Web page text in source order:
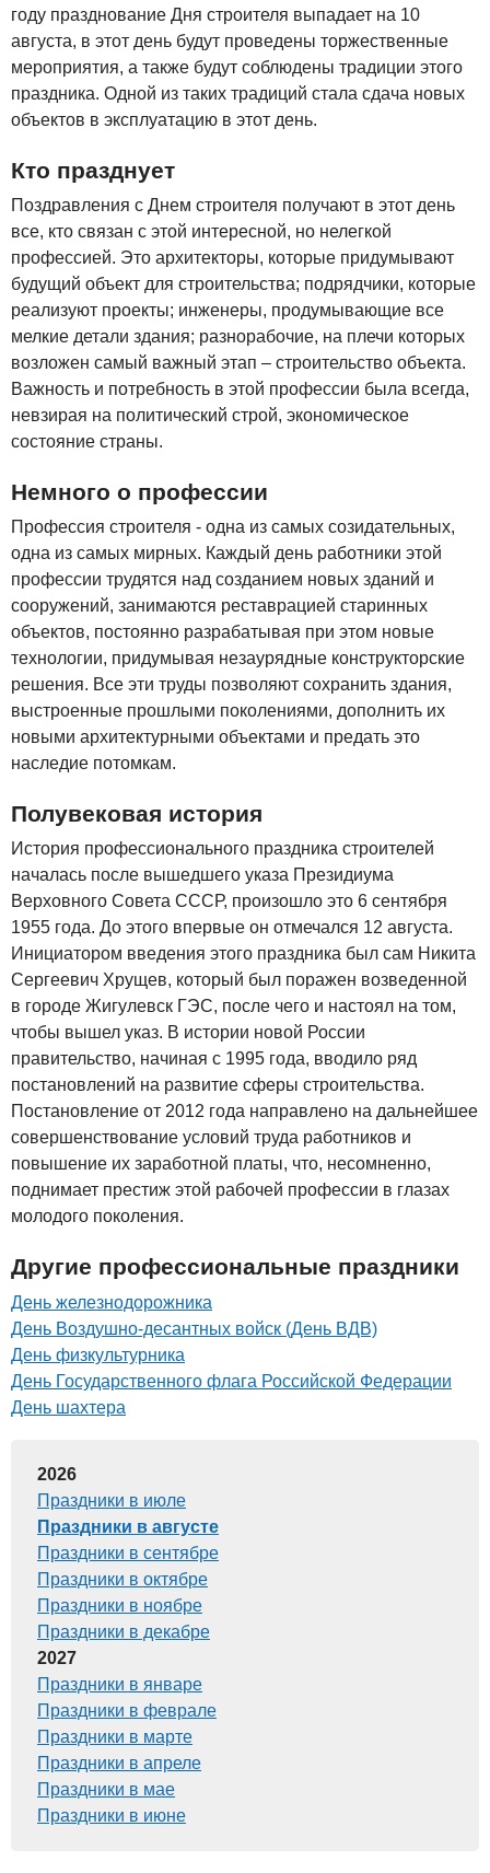
году празднование Дня строителя выпадает на 10
августа, в этот день будут проведены торжественные
мероприятия, а также будут соблюдены традиции этого
праздника. Одной из таких традиций стала сдача новых
объектов в эксплуатацию в этот день.
Кто празднует
Поздравления с Днем строителя получают в этот день
все, кто связан с этой интересной, но нелегкой
профессией. Это архитекторы, которые придумывают
будущий объект для строительства; подрядчики, которые
реализуют проекты; инженеры, продумывающие все
мелкие детали здания; разнорабочие, на плечи которых
возложен самый важный этап – строительство объекта.
Важность и потребность в этой профессии была всегда,
невзирая на политический строй, экономическое
состояние страны.
Немного о профессии
Профессия строителя - одна из самых созидательных,
одна из самых мирных. Каждый день работники этой
профессии трудятся над созданием новых зданий и
сооружений, занимаются реставрацией старинных
объектов, постоянно разрабатывая при этом новые
технологии, придумывая незаурядные конструкторские
решения. Все эти труды позволяют сохранить здания,
выстроенные прошлыми поколениями, дополнить их
новыми архитектурными объектами и предать это
наследие потомкам.
Полувековая история
История профессионального праздника строителей
началась после вышедшего указа Президиума
Верховного Совета СССР, произошло это 6 сентября
1955 года. До этого впервые он отмечался 12 августа.
Инициатором введения этого праздника был сам Никита
Сергеевич Хрущев, который был поражен возведенной
в городе Жигулевск ГЭС, после чего и настоял на том,
чтобы вышел указ. В истории новой России
правительство, начиная с 1995 года, вводило ряд
постановлений на развитие сферы строительства.
Постановление от 2012 года направлено на дальнейшее
совершенствование условий труда работников и
повышение их заработной платы, что, несомненно,
поднимает престиж этой рабочей профессии в глазах
молодого поколения.
Другие профессиональные праздники
День железнодорожника
День Воздушно-десантных войск (День ВДВ)
День физкультурника
День Государственного флага Российской Федерации
День шахтера
2026
Праздники в июле
Праздники в августе
Праздники в сентябре
Праздники в октябре
Праздники в ноябре
Праздники в декабре
2027
Праздники в январе
Праздники в феврале
Праздники в марте
Праздники в апреле
Праздники в мае
Праздники в июне